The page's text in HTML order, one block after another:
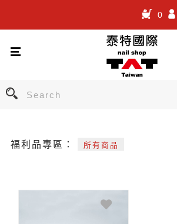
0
福利品專區： 所有商品